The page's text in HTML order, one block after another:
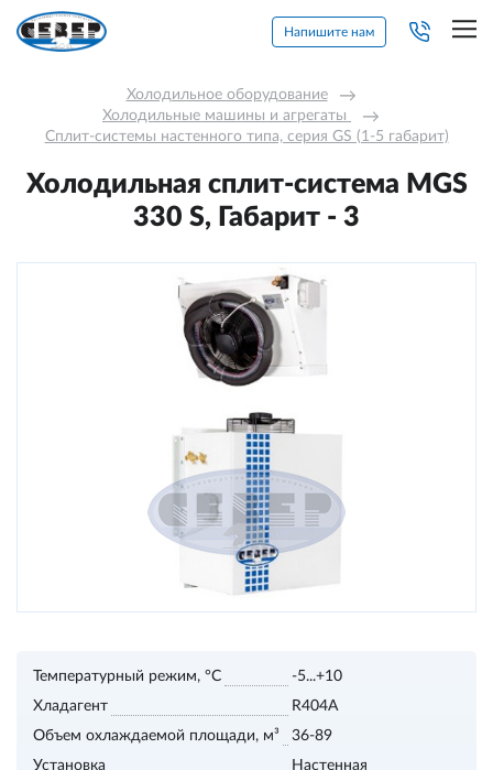
Напишите нам
Холодильное оборудование →
Холодильные машины и агрегаты →
Сплит-системы настенного типа, серия GS (1-5 габарит)
Холодильная сплит-система MGS
330 S, Габарит - 3
Температурный режим, °С
-5...+10
Хладагент
R404A
Объем охлаждаемой площади, м³
36-89
Установка
Настенная